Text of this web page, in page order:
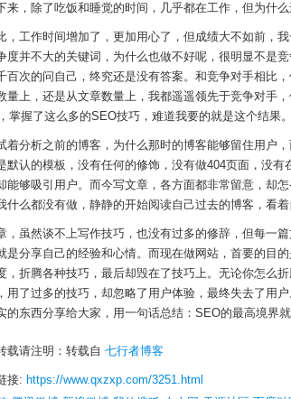
来，除了吃饭和睡觉的时间，几乎都在工作，但为什么
，工作时间增加了，更加用心了，但成绩大不如前，
度并不大的关键词，为什么也做不好呢，很明显不是
百次的问自己，终究还是没有答案。和竞争对手相比
量上，还是从文章数量上，我都遥遥领先于竞争对手
掌握了这么多的SEO技巧，难道我要的就是这个结果。
着分析之前的博客，为什么那时的博客能够留住用户
默认的模板，没有任何的修饰，没有做404页面，没
能够吸引用户。而今写文章，各方面都非常留意，却
什么都没有做，静静的开始阅读自己过去的博客，看
，虽然谈不上写作技巧，也没有过多的修辞，但每一
是分享自己的经验和心情。而现在做网站，首要的目
，折腾各种技巧，最后却毁在了技巧上。无论你怎么
用了过多的技巧，却忽略了用户体验，最终失去了用
的东西分享给大家，用一句话总结：SEO的最高境界就
载请注明：转载自 七行者博客
接: https://www.qxzxp.com/3251.html